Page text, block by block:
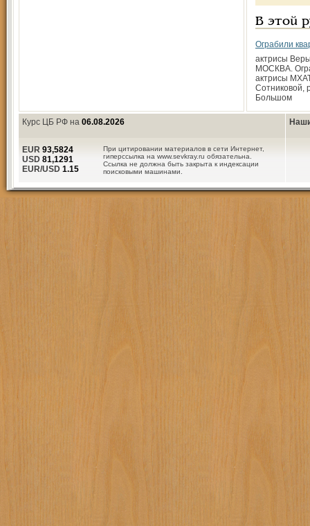
В этой
Ограбили
актрисы
МОСКВА.
актрисы
Сотниковой,
Большом
Курс ЦБ РФ на 06.08.2026
При цитировании материалов в сети Интернет,
гиперссылка на www.sevkray.ru обязательна.
Ссылка не должна быть закрыта к индексации
поисковыми машинами.
EUR 93,5824
USD 81,1291
EUR/USD 1.15